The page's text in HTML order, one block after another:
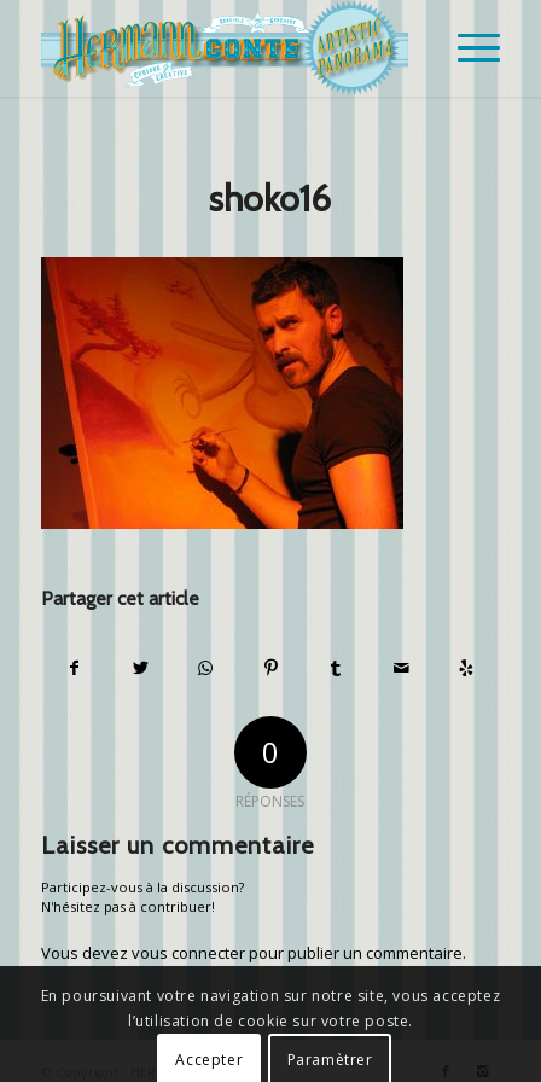
shoko16
Partager cet article
0
RÉPONSES
Laisser un commentaire
Participez-vous à la discussion?
N'hésitez pas à contribuer!
Vous devez vous connecterpour publier un commentaire.
© Copyright - HERMANN CONTE
En poursuivant votre navigation sur notre site, vous acceptez
l’utilisation de cookie sur votre poste.
Accepter
Paramètrer